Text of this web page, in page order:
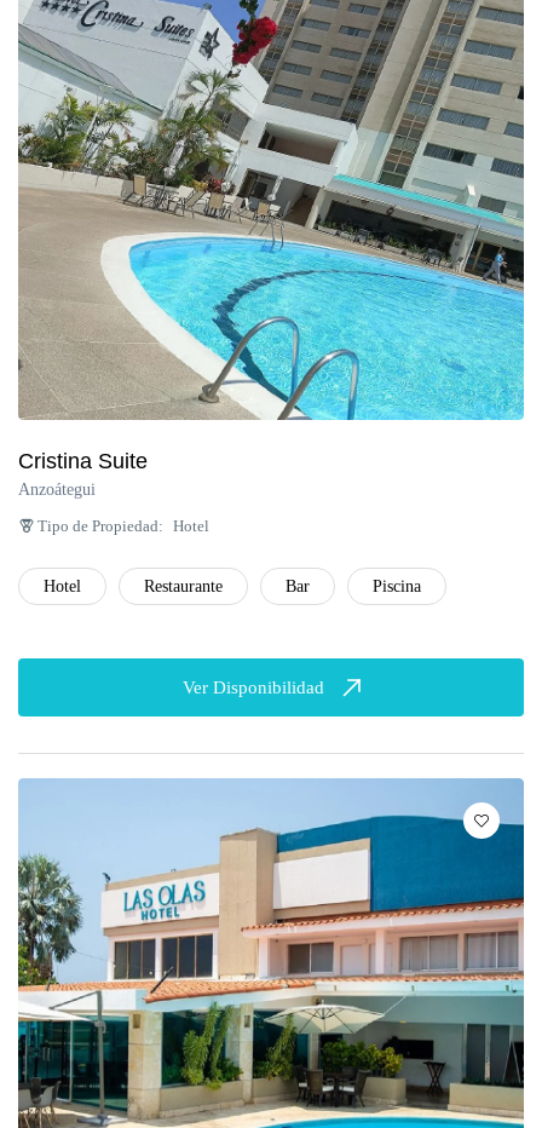
Cristina Suite
Anzoátegui
Tipo de Propiedad: Hotel
Hotel Restaurante Bar Piscina
Ver Disponibilidad